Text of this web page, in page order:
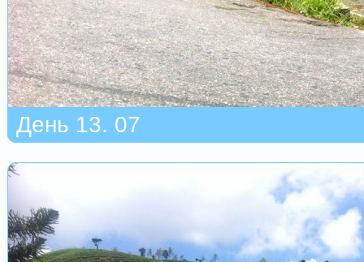
День 13. 07